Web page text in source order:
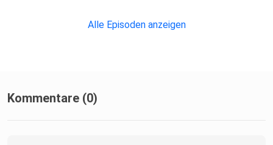
Alle Episoden anzeigen
Kommentare (0)